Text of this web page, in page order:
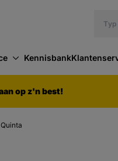
Kennisbank
op z'n best!
Quinta